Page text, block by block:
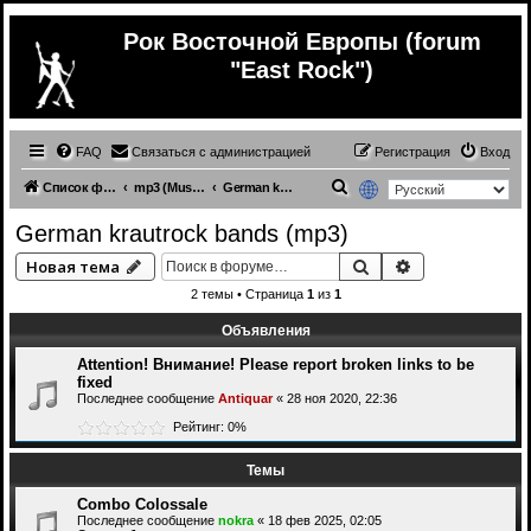
Рок Восточной Европы (forum
"East Rock")
FAQ Связаться с администрацией Вход
Регистрация
Список форумов mp3 (Music from other countries) German krautrock bands (mp3)
с
German krautrock bands (mp3)
Новая тема Поиск
2 темы • Страница 1из 1
Объявления
Attention! Внимание! Please report broken links to be
fixed
Последнее сообщение Antiquar« 28 ноя 2020, 22:36
Рейтинг: 0%
Темы
Combo Colossale
Последнее сообщение nokra « 18 фев 2025, 02:05